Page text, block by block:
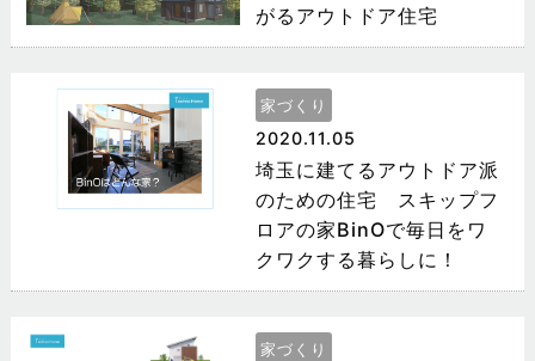
がるアウトドア住宅
家づくり
2020.11.05
埼玉に建てるアウトドア派
のための住宅 スキップフ
ロアの家BinOで毎日をワ
クワクする暮らしに！
家づくり